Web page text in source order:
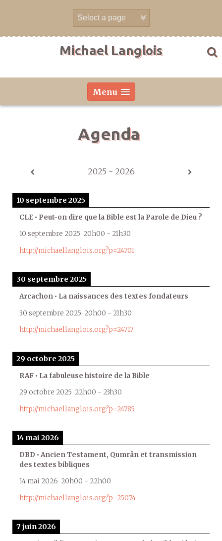
Michael Langlois
Menu
Agenda
2025 - 2026
10 septembre 2025
CLE • Peut-on dire que la Bible est la Parole de Dieu ?
10 septembre 2025 20h00 - 21h30
http://michaellanglois.org?p=24701
30 septembre 2025
Arcachon • La naissances des textes fondateurs
30 septembre 2025 20h00 - 21h30
http://michaellanglois.org?p=24717
29 octobre 2025
RAF • La fabuleuse histoire de la Bible
29 octobre 2025 22h00 - 23h30
http://michaellanglois.org?p=24785
14 mai 2026
DBD • Ancien Testament, Qumrân et transmission
des textes bibliques
14 mai 2026 20h00 - 22h00
http://michaellanglois.org?p=25074
7 juin 2026